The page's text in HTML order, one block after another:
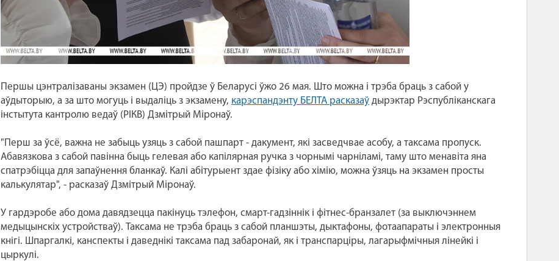
Першы цэнтралізаваны экзамен (ЦЭ) пройдзе ў Беларусі ўжо 26 мая. Што можна і трэба браць з сабой у
аўдыторыю, а за што могуць і выдаліць з экзамену, карэспандэнту БЕЛТА расказаў дырэктар Рэспубліканскага
інстытута кантролю ведаў (РІКВ) Дзмітрый Міронаў.
"Перш за ўсё, важна не забыць узяць з сабой пашпарт - дакумент, які засведчвае асобу, а таксама пропуск.
Абавязкова з сабой павінна быць гелевая або капілярная ручка з чорнымі чарніламі, таму што менавіта яна
спатрэбіцца для запаўнення бланкаў. Калі абітурыент здае фізіку або хімію, можна ўзяць на экзамен просты
калькулятар", - расказаў Дзмітрый Міронаў.
У гардэробе або дома давядзецца пакінуць тэлефон, смарт-гадзіннік і фітнес-бранзалет (за выключэннем
медыцынскіх устройстваў). Таксама не трэба браць з сабой планшэты, дыктафоны, фотаапараты і электронныя
кнігі. Шпаргалкі, канспекты і даведнікі таксама пад забаронай, як і транспарціры, лагарыфмічныя лінейкі і
цыркулі.